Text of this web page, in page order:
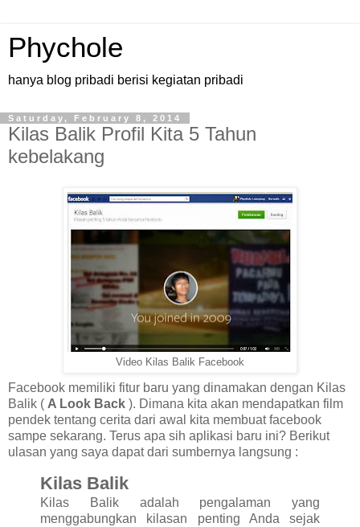
Phychole
hanya blog pribadi berisi kegiatan pribadi
Saturday, February 8, 2014
Kilas Balik Profil Kita 5 Tahun
kebelakang
Video Kilas Balik Facebook
Facebook memiliki fitur baru yang dinamakan dengan Kilas
Balik ( A Look Back ). Dimana kita akan mendapatkan film
pendek tentang cerita dari awal kita membuat facebook
sampe sekarang. Terus apa sih aplikasi baru ini? Berikut
ulasan yang saya dapat dari sumbernya langsung :
Kilas Balik
Kilas Balik adalah pengalaman yang
menggabungkan kilasan penting Anda sejak